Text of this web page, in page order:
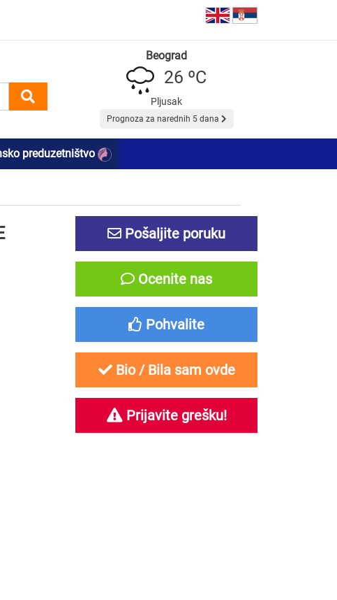
Beograd
26 ºC
Pljusak
Prognoza za narednih 5 dana
preduzetništvo
Pošaljite poruku
Ocenite nas
Pohvalite
Bio / Bila sam ovde
Prijavite grešku!